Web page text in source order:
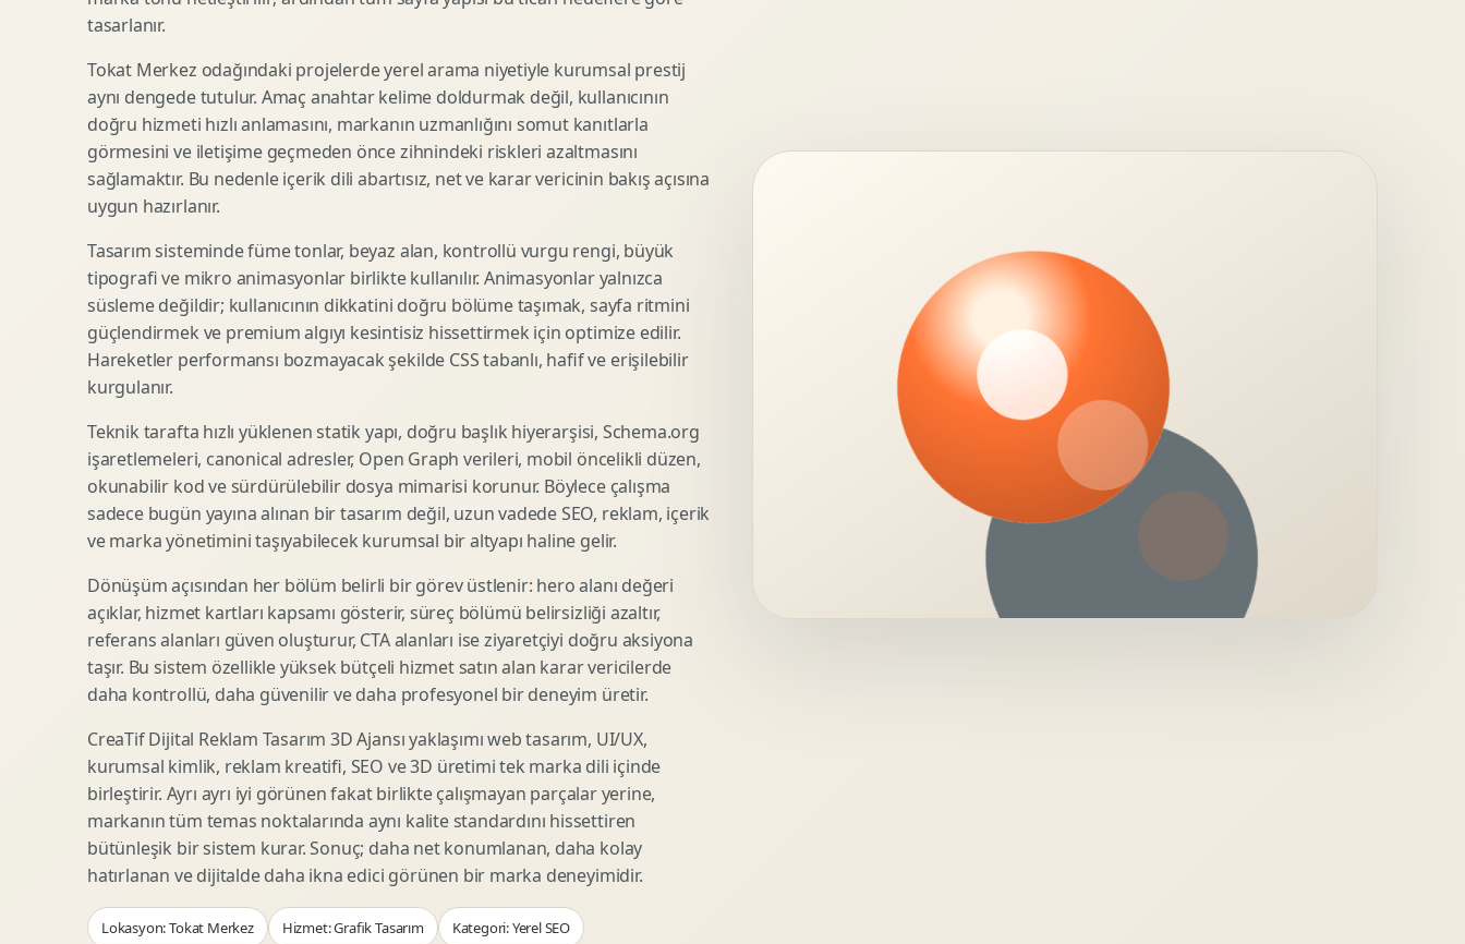
SEO Icerik Stratejisi
Schema Markup Optimizasyonu 3D Lansman Filmi Teknik Modelleme
Premium Ambalaj Tasarimi
Etiket Tasarimi
Kutu Tasarimi
Raf Gorunurlugu
Gida Ambalaj Tasarimi
Kozmetik Ambalaj Tasarimi
E Ticaret Kutu Tasarimi
Ambalaj Mockup Tasarimi
Afis Tasarimi
Brosur Tasarimi
Sunum Tasarimi
Katalog Tasarimi
Infografik Tasarimi
Fuaye Gorsel Tasarimi
Kurumsal Ilan Tasarimi
Marka Stratejisi
Marka Konumlandirma
Rekabet Analizi
Hedef Kitle Analizi
Marka Mimarisi
Deger Onerisi Tasarimi
Pazara Giris Stratejisi
Shopify Tasarim
Woocommerce Tasarim
Eticaret UX Optimizasyonu
Kategori Sayfasi Tasarimi
Sepet Odeme UX
Eticaret SEO Altyapisi
Lead Generation Landing Page
Reklam Landing Page
Webinar Landing Page
App Landing Page
Form Optimizasyonu
Sales Page Tasarimi
Display Banner Tasarimi
Video Reklam Kreatifi
Outdoor Reklam Tasarimi
Performans Kreatif Seti
Story Reklam Tasarimi
Statik Reklam Gorseli
Motion Banner Tasarimi
Logo Animasyonu
Mikro Animasyon Tasarimi
Reklam Motion Video
Arayuz Animasyonu
Sosyal Medya Motion
Webgl Deneyim Tasarimi
AI Gorsel Konsept
No Code Prototip
Veri Gorsellestirme
tasarlanır.
Tokat Merkez odağındaki projelerde yerel arama niyetiyle kurumsal prestij
aynı dengede tutulur. Amaç anahtar kelime doldurmak değil, kullanıcının
doğru hizmeti hızlı anlamasını, markanın uzmanlığını somut kanıtlarla
görmesini ve iletişime geçmeden önce zihnindeki riskleri azaltmasını
sağlamaktır. Bu nedenle içerik dili abartısız, net ve karar vericinin bakış açısına
uygun hazırlanır.
Tasarım sisteminde füme tonlar, beyaz alan, kontrollü vurgu rengi, büyük
tipografi ve mikro animasyonlar birlikte kullanılır. Animasyonlar yalnızca
süsleme değildir; kullanıcının dikkatini doğru bölüme taşımak, sayfa ritmini
güçlendirmek ve premium algıyı kesintisiz hissettirmek için optimize edilir.
Hareketler performansı bozmayacak şekilde CSS tabanlı, hafif ve erişilebilir
kurgulanır.
Teknik tarafta hızlı yüklenen statik yapı, doğru başlık hiyerarşisi, Schema.org
işaretlemeleri, canonical adresler, Open Graph verileri, mobil öncelikli düzen,
okunabilir kod ve sürdürülebilir dosya mimarisi korunur. Böylece çalışma
sadece bugün yayına alınan bir tasarım değil, uzun vadede SEO, reklam, içerik
ve marka yönetimini taşıyabilecek kurumsal bir altyapı haline gelir.
Dönüşüm açısından her bölüm belirli bir görev üstlenir: hero alanı değeri
açıklar, hizmet kartları kapsamı gösterir, süreç bölümü belirsizliği azaltır,
referans alanları güven oluşturur, CTA alanları ise ziyaretçiyi doğru aksiyona
taşır. Bu sistem özellikle yüksek bütçeli hizmet satın alan karar vericilerde
daha kontrollü, daha güvenilir ve daha profesyonel bir deneyim üretir.
CreaTif Dijital Reklam Tasarım 3D Ajansı yaklaşımı web tasarım, UI/UX,
kurumsal kimlik, reklam kreatifi, SEO ve 3D üretimi tek marka dili içinde
birleştirir. Ayrı ayrı iyi görünen fakat birlikte çalışmayan parçalar yerine,
markanın tüm temas noktalarında aynı kalite standardını hissettiren
bütünleşik bir sistem kurar. Sonuç; daha net konumlanan, daha kolay
hatırlanan ve dijitalde daha ikna edici görünen bir marka deneyimidir.
Lokasyon: Tokat Merkez Hizmet: Grafik Tasarım Kategori: Yerel SEO